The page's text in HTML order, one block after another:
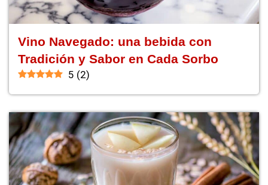
Vino Navegado: una bebida con
Tradición y Sabor en Cada Sorbo
5 (2)